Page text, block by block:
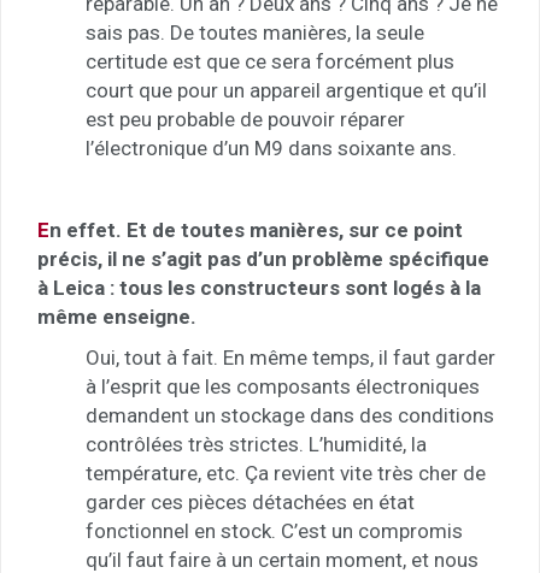
sais pas. De toutes manières, la seule
certitude est que ce sera forcément plus
court que pour un appareil argentique et qu’il
est peu probable de pouvoir réparer
l’électronique d’un M9 dans soixante ans.
En effet. Et de toutes manières, sur ce point
précis, il ne s’agit pas d’un problème spécifique
à Leica : tous les constructeurs sont logés à la
même enseigne.
Oui, tout à fait. En même temps, il faut garder
à l’esprit que les composants électroniques
demandent un stockage dans des conditions
contrôlées très strictes. L’humidité, la
température, etc. Ça revient vite très cher de
garder ces pièces détachées en état
fonctionnel en stock. C’est un compromis
qu’il faut faire à un certain moment, et nous